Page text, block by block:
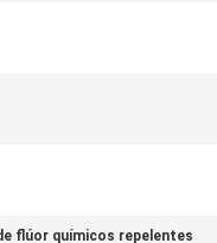
flúor químicos repelentes